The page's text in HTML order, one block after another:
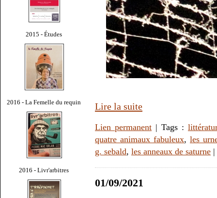
2015 - Études
2016 - La Femelle du requin
2016 - Livr'arbitres
Lire la suite
Lien permanent | Tags :
quatre animaux fabuleux, les
g. sebald, les anneaux de saturne |
01/09/2021